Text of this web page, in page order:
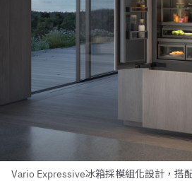
Vario Expressive冰箱採模組化設計，搭